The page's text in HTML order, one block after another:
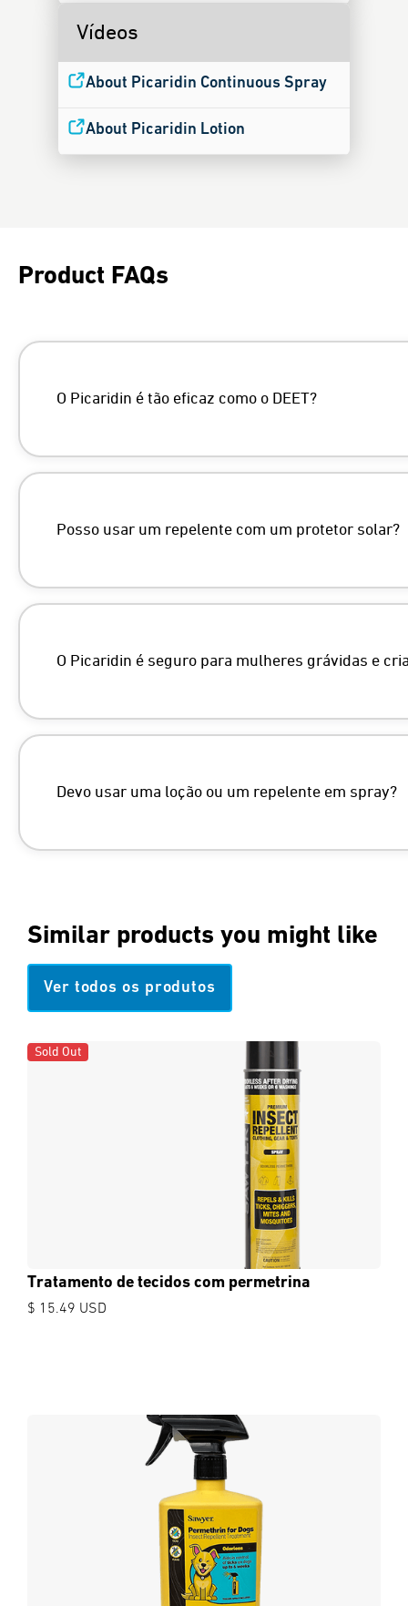
Vídeos
About Picaridin Continuous Spray
About Picaridin Lotion
Product FAQs
O Picaridin é tão eficaz como o DEET?
https://pmc.ncbi.nlm.nih.gov/articles/
Posso usar um repelente com um protetor solar?
https://help.sawyer.com/en-us/
O Picaridin é seguro para mulheres grávidas e
Devo usar uma loção ou um repelente em spray?
Similar products you might like
Ver todos os produtos
Sold Out
Tratamento de tecidos com permetrina
$ 15.49 USD